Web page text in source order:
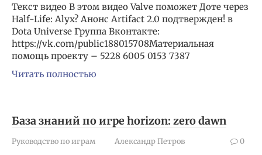
Текст видео В этом видео Valve поможет Доте через
Half-Life: Alyx? Анонс Artifact 2.0 подтвержден! в
Dota Universe Группа Вконтакте:
https://vk.com/public188015708Материальная
помощь проекту – 5228 6005 0153 7387
Читать полностью
База знаний по игре horizon: zero dawn
Руководство по играм Александр Петров 0